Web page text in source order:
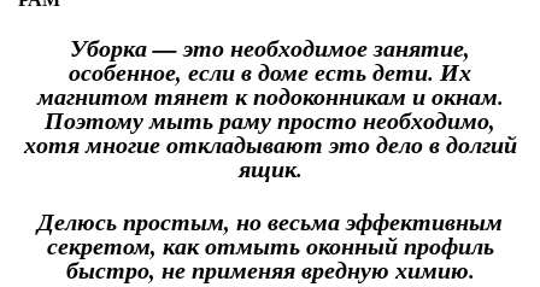
Уборка — это необходимое занятие,
особенное, если в доме есть дети. Их
магнитом тянет к подоконникам и окнам.
Поэтому мыть раму просто необходимо,
хотя многие откладывают это дело в долгий
ящик.
Делюсь простым, но весьма эффективным
секретом, как отмыть оконный профиль
быстро, не применяя вредную химию.